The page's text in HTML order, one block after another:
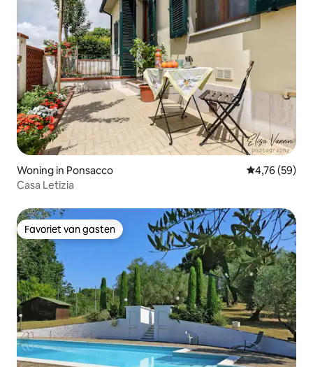
Woning in Ponsacco Gemiddelde
4,76 (59)
Casa Letizia
Favoriet van gasten
Favoriet van gasten